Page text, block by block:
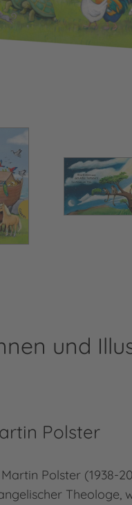
und
Polster
Martin Polster (1938-
Theologe,